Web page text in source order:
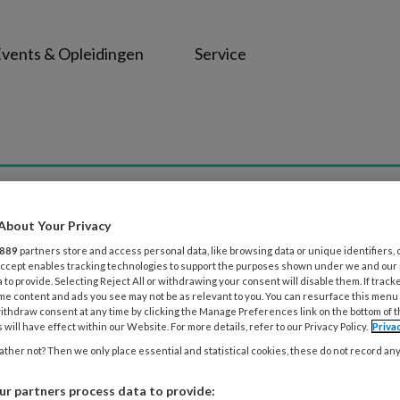
& Opleidingen Service
IN GESPREK WONEN
glimlach gaat alles een stuk
van de Ven, directeur bij Zorggroep Grootenhout, is
doen kunnen we de zorg voor mensen met dementie
Your Privacy
889 partners store and access personal data, like browsing data or unique identifiers,
enables tracking technologies to support the purposes shown under we and
to provide. Selecting Reject All or withdrawing your consent will disable them. If
content and ads you see may not be as relevant to you. You can resurface this
consent at any time by clicking the Manage Preferences link on the bottom of
will have effect within our Website. For more details, refer to our Privacy Policy.
not? Then we only place essential and statistical cookies, these do not record
partners process data to provide: